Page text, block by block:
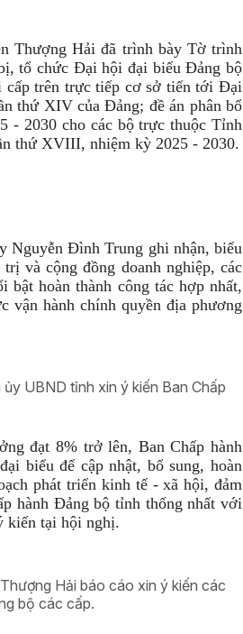
Thượng Hải đã trình bày Tờ trình
tổ chức Đại hội đại biểu Đảng bộ
trên trực tiếp cơ sở tiến tới Đại
thứ XIV của Đảng; đề án phân bổ
2030 cho các bộ trực thuộc Tỉnh
thứ XVIII, nhiệm kỳ 2025 - 2030.
Nguyễn Đình Trung ghi nhận, biểu
và cộng đồng doanh nghiệp, các
bật hoàn thành công tác hợp nhất,
vận hành chính quyền địa phương
UBND tỉnh xin ý kiến Ban Chấp
đạt 8% trở lên, Ban Chấp hành
biểu để cập nhật, bổ sung, hoàn
phát triển kinh tế - xã hội, đảm
hành Đảng bộ tỉnh thống nhất với
kiến tại hội nghị.
Hải báo cáo xin ý kiến các
bộ các cấp.